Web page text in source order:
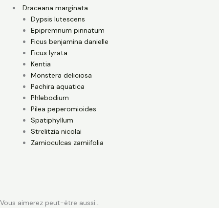
Draceana marginata
Dypsis lutescens
Epipremnum pinnatum
Ficus benjamina danielle
Ficus lyrata
Kentia
Monstera deliciosa
Pachira aquatica
Phlebodium
Pilea peperomioides
Spatiphyllum
Strelitzia nicolai
Zamioculcas zamiifolia
Vous aimerez peut-être aussi…